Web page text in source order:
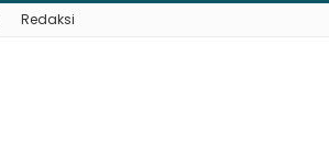
Redaksi